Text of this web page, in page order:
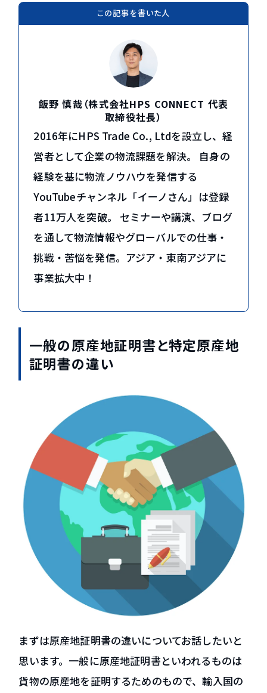
この記事を書いた人
飯野 慎哉（株式会社HPS CONNECT 代表
取締役社長）
2016年にHPS Trade Co., Ltdを設立し、経
営者として企業の物流課題を解決。 自身の
経験を基に物流ノウハウを発信する
YouTubeチャンネル「イーノさん」は登録
者11万人を突破。 セミナーや講演、ブログ
を通して物流情報やグローバルでの仕事・
挑戦・苦悩を発信。アジア・東南アジアに
事業拡大中！
一般の原産地証明書と特定原産地
証明書の違い
まずは原産地証明書の違いについてお話したいと
思います。一般に原産地証明書といわれるものは
貨物の原産地を証明するためのもので、輸入国の